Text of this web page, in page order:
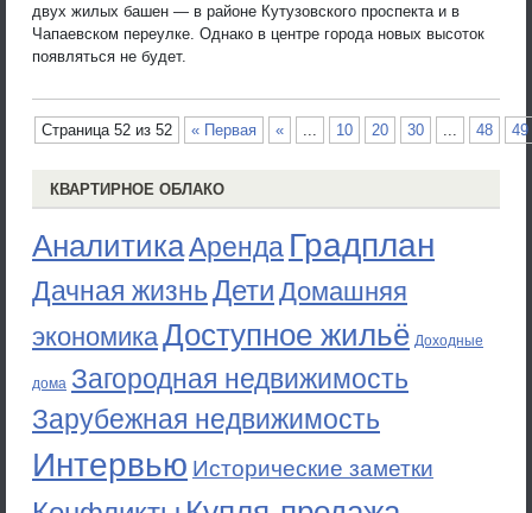
двух жилых башен — в районе Кутузовского проспекта и в
Чапаевском переулке. Однако в центре города новых высоток
появляться не будет.
Страница 52 из 52 « Первая « ... 10 20 30 ... 48 49
КВАРТИРНОЕ ОБЛАКО
АналитикаАренда Градплан
Дачная жизньДети Домашняя
экономикаДоступное жильё Доходные
дома Загородная недвижимость
Зарубежная недвижимость
Интервью Исторические заметки